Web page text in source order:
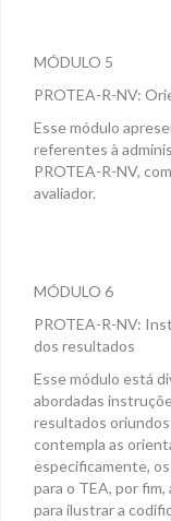
MÓDULO 5
PROTEA-R-NV:
Esse módulo
referentes à
PROTEA-R-NV,
avaliador.
MÓDULO 6
PROTEA-R-NV:
dos resultados
Esse módulo está
abordadas
resultados oriundos
contempla as
especificamente,
para o TEA, por
para ilustrar a